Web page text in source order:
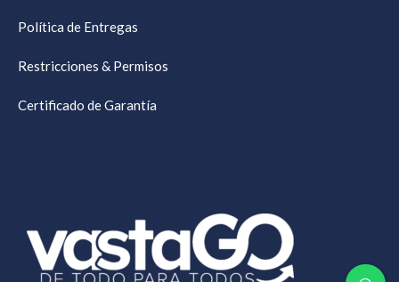
Política de Entregas
Restricciones & Permisos
Certificado de Garantía